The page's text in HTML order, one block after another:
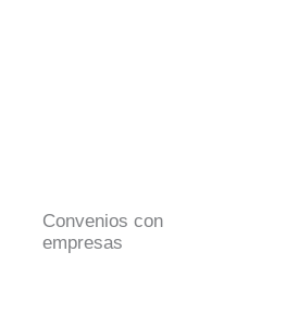
Convenios con
empresas